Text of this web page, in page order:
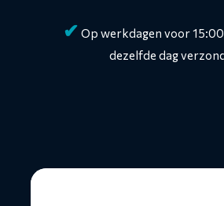
✔ Op werkdagen voor
dezelfde dag
Lees